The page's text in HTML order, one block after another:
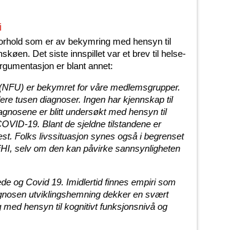
som er av bekymring med hensyn til
Det siste innspillet var et brev til helse-
er blant annet:
er bekymret for våre medlemsgrupper.
tusen diagnoser. Ingen har kjennskap til
er blitt undersøkt med hensyn til
19. Blant de sjeldne tilstandene er
Folks livssituasjon synes også i begrenset
selv om den kan påvirke sannsynligheten
og Covid 19. Imidlertid finnes empiri som
utviklingshemning dekker en svært
hensyn til kognitivt funksjonsnivå og